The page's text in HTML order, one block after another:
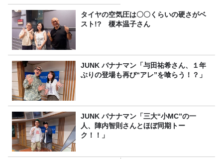
金」に変わる仕組み
タイヤの空気圧は〇〇くらいの硬さがベ
スト!? 榎本温子さん
JUNK バナナマン「与田祐希さん、１年
ぶりの登場も再び“アレ”を喰らう！？」
JUNK バナナマン「三大“小MC”の一
人、陣内智則さんとほぼ同期トー
ク！！」